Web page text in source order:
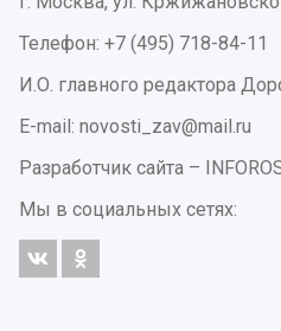
Телефон: +7 (495) 718-84-11
И.О. главного редактора
E-mail: novosti_zav@mail.ru
Разработчик сайта –
Мы в социальных сетях: